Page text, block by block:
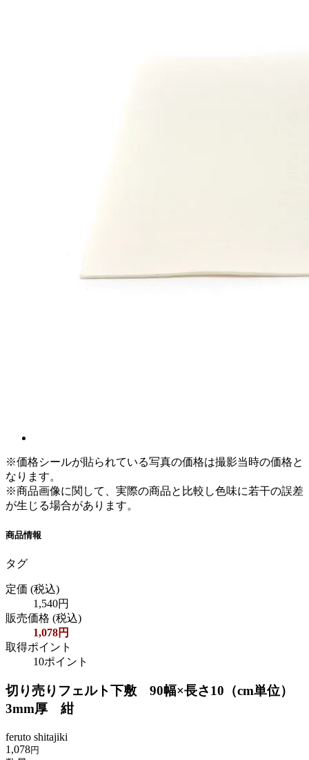
※価格シールが貼られている写真の価格は撮影当時の価格と
なります。
※商品画像に関して、実際の商品と比較し色味に若干の誤差
が生じる場合があります。
商品情報
タグ
定価 (税込)
1,540円
販売価格 (税込)
1,078円
取得ポイント
10ポイント
切り売りフェルト下敷 90幅×長さ10（cm単位）
3mm厚 紺
feruto shitajiki
1,078円